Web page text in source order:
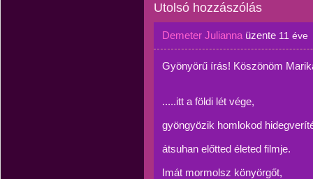
Utolsó hozzászólás
Demeter Julianna üzente 11 éve
Gyönyörű írás! Köszönöm
.....itt a földi lét vége,
gyöngyözik homlokod
átsuhan előtted életed filmje.
Imát mormolsz könyörgőt,